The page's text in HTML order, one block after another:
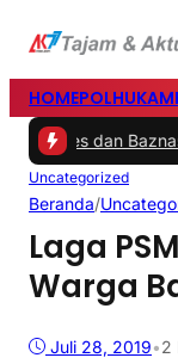
HOMEPOLHUKAM
dan Baznas|#3
Uncategorized
Beranda/
Laga
Warga
Juli 28, 2019•2